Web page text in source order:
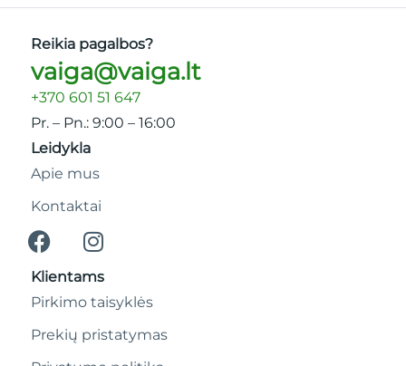
Reikia pagalbos?
vaiga@vaiga.lt
+370 601 51 647
Pr. – Pn.: 9:00 – 16:00
Leidykla
Apie mus
Kontaktai
Klientams
Pirkimo taisyklės
Prekių pristatymas